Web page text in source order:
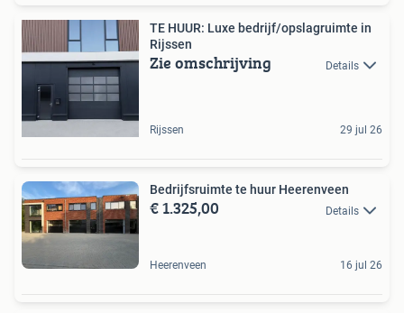
TE HUUR: Luxe bedrijf/opslagruimte in
Rijssen
Zie omschrijving Details
Rijssen 29 jul 26
Bedrijfsruimte te huur Heerenveen
€ 1.325,00 Details
Heerenveen 16 jul 26